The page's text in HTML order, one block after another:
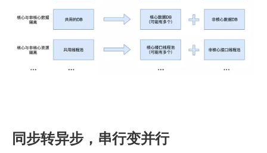
同步转异步，串行变并行